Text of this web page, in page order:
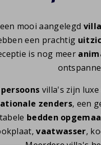
mooi aangelegd
een prachtig
is nog meer
villa's zijn luxe
zenders, een
bedden
vaatwasser,